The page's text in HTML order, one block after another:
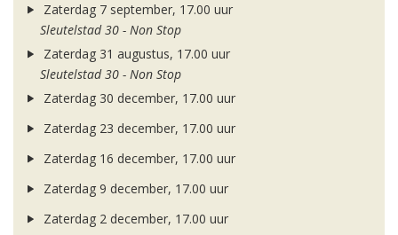
Zaterdag 7 september, 17.00 uur
Sleutelstad 30 - Non Stop
Zaterdag 31 augustus, 17.00 uur
Sleutelstad 30 - Non Stop
Zaterdag 30 december, 17.00 uur
Zaterdag 23 december, 17.00 uur
Zaterdag 16 december, 17.00 uur
Zaterdag 9 december, 17.00 uur
Zaterdag 2 december, 17.00 uur